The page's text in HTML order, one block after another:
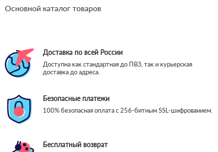
Основной каталог товаров
Доставка по всей России
Доступна как стандартная до ПВЗ, так и курьерская
доставка до адреса.
Безопасные платежи
100% безопасная оплата с 256-битным SSL-шифрованием.
Бесплатный возврат